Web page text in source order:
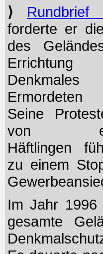
⟩
forderte er
des
Ermordeten
Seine
von
Häftlingen
zu einem
Im Jahr 1996
gesamte